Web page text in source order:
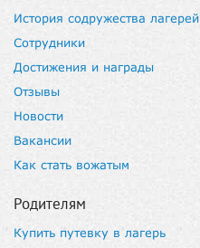
История содружества лагерей
Сотрудники
Достижения и награды
Отзывы
Новости
Вакансии
Как стать вожатым
Родителям
Купить путевку в лагерь